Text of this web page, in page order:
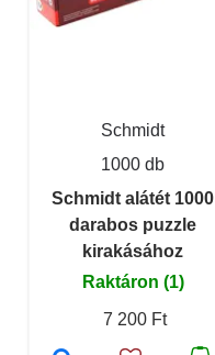
Schmidt
1000 db
Schmidt alátét 1000
darabos puzzle
kirakásához
Raktáron (1)
7 200 Ft